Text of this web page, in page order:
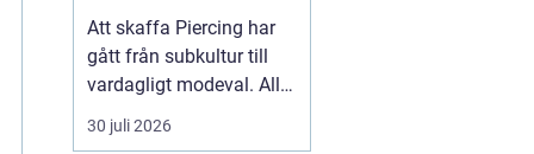
Att skaffa Piercing har
gått från subkultur till
vardagligt modeval. Allt
fler använder piercade
smycken för att uttrycka
30 juli 2026